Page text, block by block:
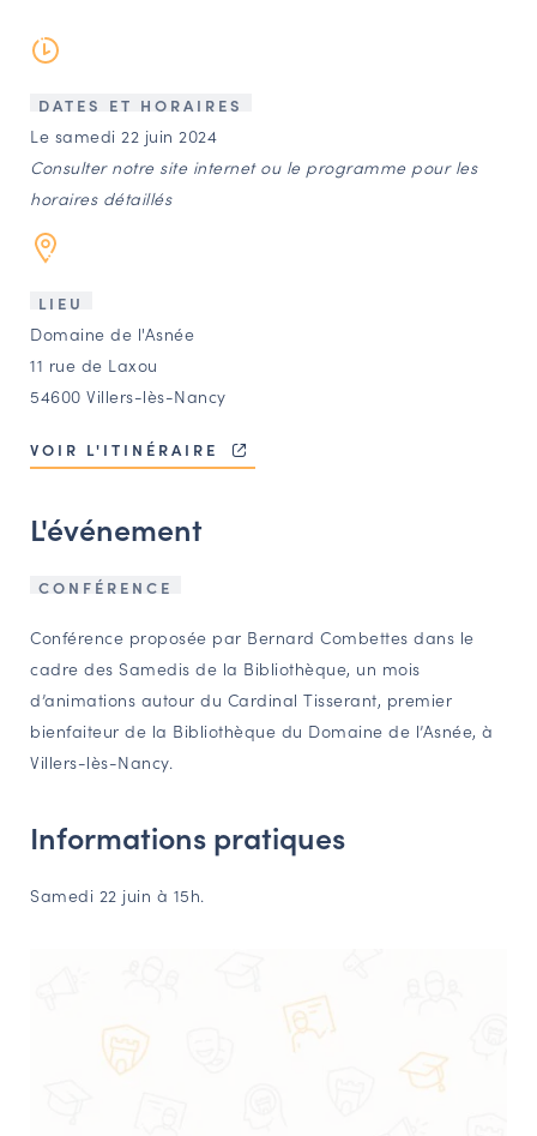
Agenda
Annuaire
Ressources
OFFRES D’EMPLOI ET DE STAGE
BOURSE D’ÉCHANGE
OUTILS EN LIGNE
Espace acteurs
PORTAIL CULTURE
Comité d'Histoire Régionale
Service Inventaire et Patrimoines de la Région Grand Est
VOUS ÊTES…
Amateurs d’histoire et de patrimoine
Responsables de structures
DATES ET HORAIRES
Le samedi 22 juin 2024
Consulter notre site internet ou le programme pour les
horaires détaillés
LIEU
Domaine de l'Asnée
11 rue de Laxou
54600 Villers-lès-Nancy
VOIR L'ITINÉRAIRE
L'événement
CONFÉRENCE
Conférence proposée par Bernard Combettes dans le
cadre des Samedis de la Bibliothèque, un mois
d’animations autour du Cardinal Tisserant, premier
bienfaiteur de la Bibliothèque du Domaine de l’Asnée, à
Villers-lès-Nancy.
Informations pratiques
Samedi 22 juin à 15h.